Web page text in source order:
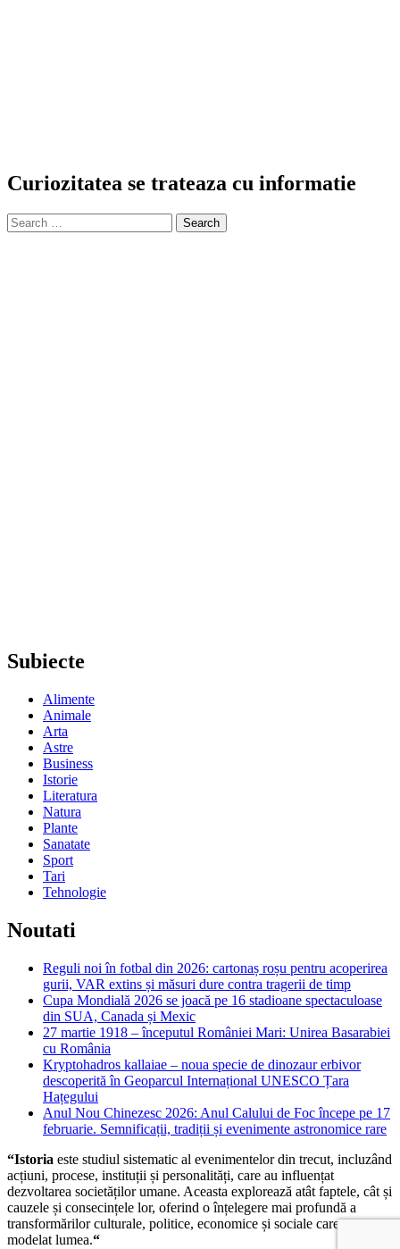
Curiozitatea se trateaza cu informatie
Search
for:
Subiecte
Alimente
Animale
Arta
Astre
Business
Istorie
Literatura
Natura
Plante
Sanatate
Sport
Tari
Tehnologie
Noutati
Reguli noi în fotbal din 2026: cartonaș roșu pentru acoperirea
gurii, VAR extins și măsuri dure contra tragerii de timp
Cupa Mondială 2026 se joacă pe 16 stadioane spectaculoase
din SUA, Canada și Mexic
27 martie 1918 – începutul României Mari: Unirea Basarabiei
cu România
Kryptohadros kallaiae – noua specie de dinozaur erbivor
descoperită în Geoparcul Internațional UNESCO Țara
Hațegului
Anul Nou Chinezesc 2026: Anul Calului de Foc începe pe 17
februarie. Semnificații, tradiții și evenimente astronomice rare
“Istoria este studiul sistematic al evenimentelor din trecut, incluzând
acțiuni, procese, instituții și personalități, care au influențat
dezvoltarea societăților umane. Aceasta explorează atât faptele, cât și
cauzele și consecințele lor, oferind o înțelegere mai profundă a
transformărilor culturale, politice, economice și sociale care au
modelat lumea.“